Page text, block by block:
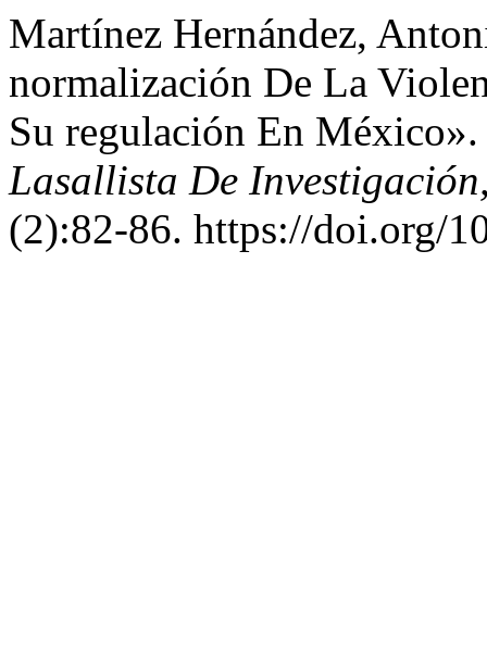
Martínez Hernández,
normalización De La
Su regulación En
Lasallista De
(2):82-86. https://doi.org/